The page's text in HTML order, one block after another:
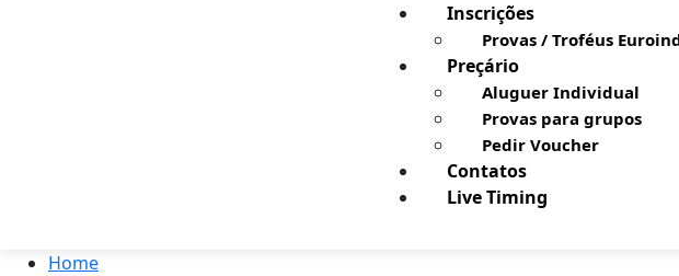
Inscrições
Provas / Troféus
Preçário
Aluguer Individual
Provas para grupos
Pedir Voucher
Contatos
Live Timing
Home